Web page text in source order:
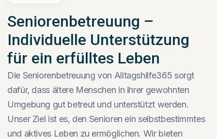
Seniorenbetreuung –
Individuelle Unterstützung
für ein erfülltes Leben
Die Seniorenbetreuung von Alltagshilfe365 sorgt
dafür, dass ältere Menschen in ihrer gewohnten
Umgebung gut betreut und unterstützt werden.
Unser Ziel ist es, den Senioren ein selbstbestimmtes
und aktives Leben zu ermöglichen. Wir bieten